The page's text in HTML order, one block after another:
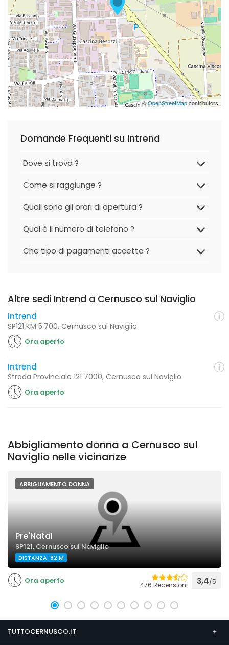
©OpenStreetMapcontributors
Domande Frequenti su Intrend
Dove si trova ?
Come si raggiunge ?
Quali sono gli orari di apertura ?
Qual è il numero di telefono ?
Che tipo di pagamenti accetta ?
Altre sedi Intrend a Cernusco sul Naviglio
Intrend
SP121 KM 5.700, Cernusco sul Naviglio
Ora aperto
Intrend
Strada Provinciale 121 7000, Cernusco sul Naviglio
Ora aperto
Abbigliamento donna a Cernusco sul
Naviglio nelle vicinanze
ABBIGLIAMENTO DONNA
Pre'Natal
SP121, Cernusco sul Naviglio
DISTANZA: 82 M
Ora aperto 476 Recensioni 3,4/5
TUTTOCERNUSCO.IT